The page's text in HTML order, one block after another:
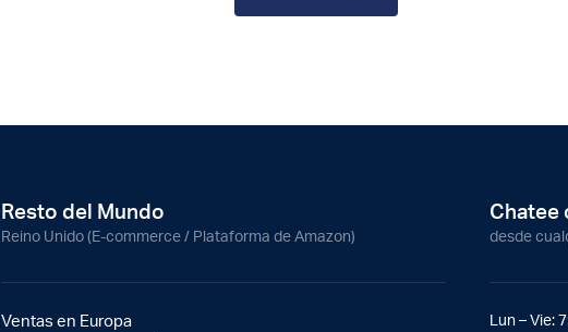
Resto del Mundo
Reino Unido (E-commerce / Plataforma de Amazon)
Ventas en Europa
Chatee
desde
Lun – Vie: